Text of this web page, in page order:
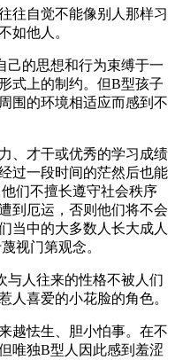
往自觉不能像别人那样习
如他人。
己的思想和行为束缚于一
式上的制约。但B型孩子
围的环境相适应而感到不
、才干或优秀的学习成绩
过一段时间的茫然后也能
们不擅长遵守社会秩序
到厄运，否则他们将不会
当中的大多数人长大成人
视门第观念。
与人往来的性格不被人们
人喜爱的小花脸的角色。
越怯生、胆小怕事。在不
唯独B型人因此感到羞涩